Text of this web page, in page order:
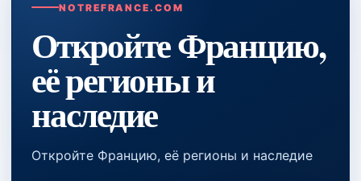
NOTREFRANCE.COM
Откройте Францию,
её регионы и
наследие
Откройте Францию, её регионы и наследие